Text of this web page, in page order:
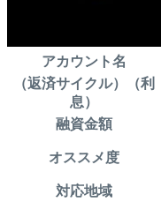
アカウント名
（返済サイクル）（利
息）
融資金額
オススメ度
対応地域